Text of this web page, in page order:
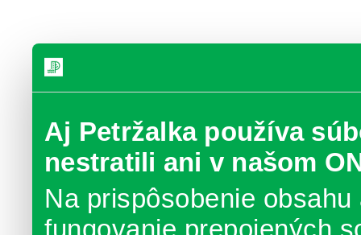
Aj Petržalka používa
nestratili ani v našom
Na prispôsobenie